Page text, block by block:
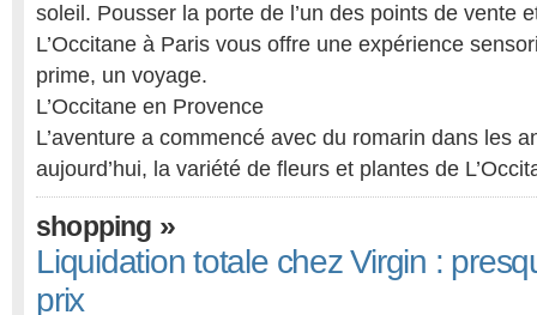
soleil. Pousser la porte de l’un des points de vente
L’Occitane à Paris vous offre une expérience
prime, un voyage.
L’Occitane en Provence
L’aventure a commencé avec du romarin dans les
aujourd’hui, la variété de fleurs et plantes de
shopping »
Liquidation totale chez Virgin :
prix